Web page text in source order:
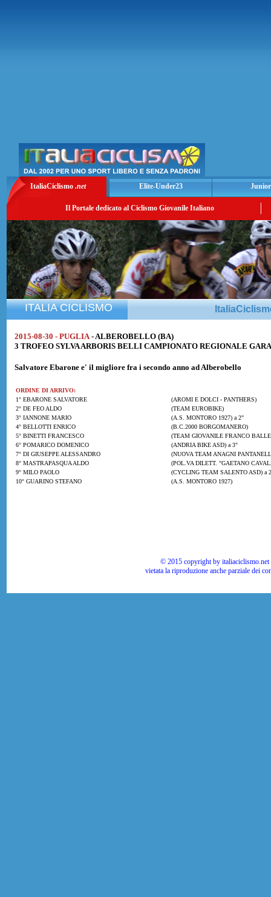
ItaliaCiclismo .net Elite-Under23
Il Portale dedicato al Ciclismo Giovanile Italiano
ITALIA CICLISMO
2015-08-30 - PUGLIA - ALBEROBELLO (BA)
3 TROFEO SYLVA ARBORIS BELLI CAMPIONATO REGIONALE
Salvatore Ebarone e' il migliore fra i secondo anno ad Alberobello
ORDINE DI ARRIVO:
1° EBARONE SALVATORE
(AROMI E DOLCI - PANTHERS)
2° DE FEO ALDO
(TEAM EUROBIKE)
3° IANNONE MARIO
(A.S. MONTORO 1927) a 2"
4° BELLOTTI ENRICO
(B.C.2000 BORGOMANERO)
5° BINETTI FRANCESCO
(TEAM GIOVANILE FRANCO
6° POMARICO DOMENICO
(ANDRIA BIKE ASD) a 3"
7° DI GIUSEPPE ALESSANDRO
(NUOVA TEAM ANAGNI
8° MASTRAPASQUA ALDO
(POL.VA DILETT. "GAETANO
9° MILO PAOLO
(CYCLING TEAM SALENTO ASD) a
10° GUARINO STEFANO
(A.S. MONTORO 1927)
© 2015 copyright by
vietata la riproduzione anche parziale dei